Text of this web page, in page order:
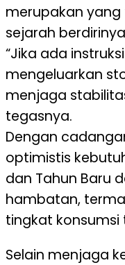
merupakan
sejarah
“Jika ada
mengeluarkan
menjaga
tegasnya.
Dengan
optimistis
dan Tahun Baru
hambatan,
tingkat konsumsi
Selain menjaga